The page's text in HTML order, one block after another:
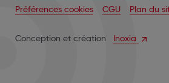
Préférences cookies
CGU Plan du
Conception et création Inoxia